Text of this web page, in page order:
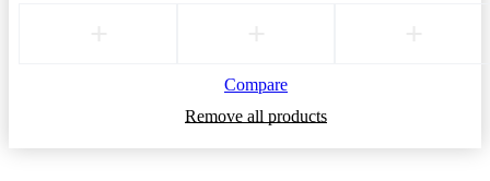
Compare
Remove all products